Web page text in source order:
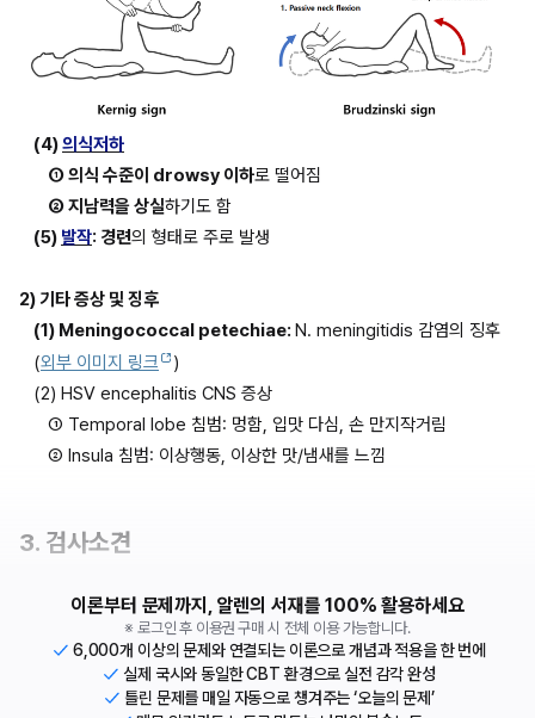
(4) 의식저하
① 의식 수준이 drowsy 이하로 떨어짐
② 지남력을 상실하기도 함
(5) 발작: 경련의 형태로 주로 발생
2) 기타 증상 및 징후
(1) Meningococcal petechiae: N. meningitidis 감염의 징후
(외부 이미지 링크
)
(2) HSV encephalitis CNS 증상
① Temporal lobe 침범: 멍함, 입맛 다심, 손 만지작거림
② Insula 침범: 이상행동, 이상한 맛/냄새를 느낌
3. 검사소견
이론부터 문제까지, 알렌의 서재를 100% 활용하세요
※ 로그인 후 이용권 구매 시 전체 이용 가능합니다.
6,000개 이상의 문제와 연결되는 이론으로 개념과 적용을 한 번에
실제 국시와 동일한 CBT 환경으로 실전 감각 완성
틀린 문제를 매일 자동으로 챙겨주는 ‘오늘의 문제’